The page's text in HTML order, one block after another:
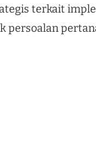
terkait
persoalan